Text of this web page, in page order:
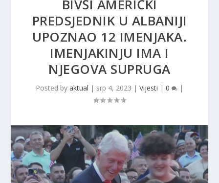
BIVŠI AMERIČKI
PREDSJEDNIK U ALBANIJI
UPOZNAO 12 IMENJAKA.
IMENJAKINJU IMA I
NJEGOVA SUPRUGA
Posted by aktual | srp 4, 2023 | Vijesti | 0 |